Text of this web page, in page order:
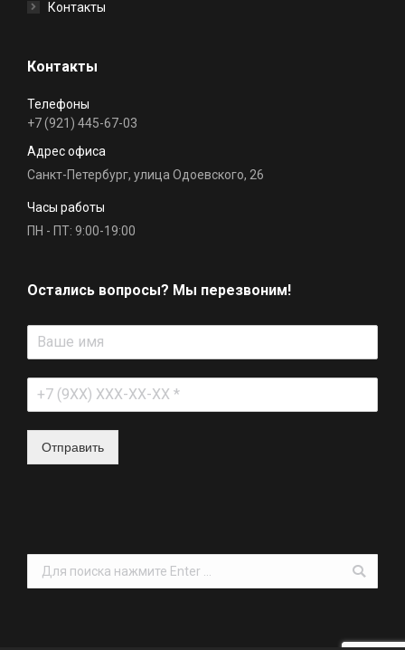
Контакты
Контакты
Телефоны
+7 (921) 445-67-03
Адрес офиса
Санкт-Петербург, улица Одоевского, 26
Часы работы
ПН - ПТ: 9:00-19:00
Остались вопросы? Мы перезвоним!
Отправить
Поиск: